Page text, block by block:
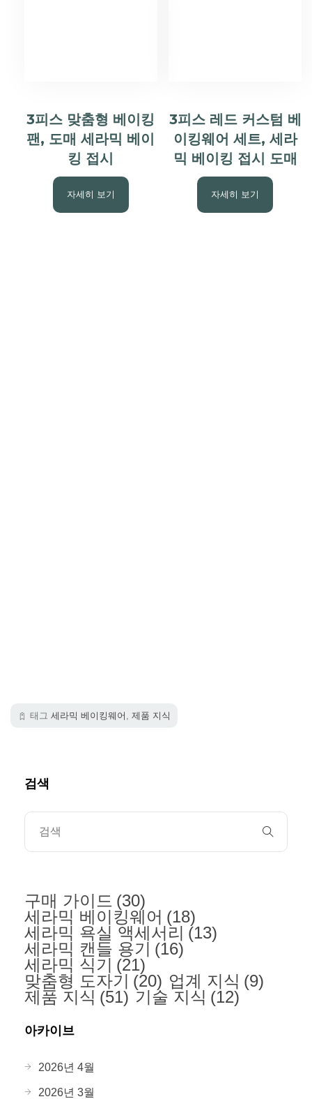
3피스 맞춤형 베이킹
팬, 도매 세라믹 베이
킹 접시
자세히 보기
3피스 레드 커스텀 베
이킹웨어 세트, 세라
믹 베이킹 접시 도매
자세히 보기
태그 세라믹 베이킹웨어 제품 지식
검색
구매 가이드 (30)
세라믹 베이킹웨어 (18)
세라믹 욕실 액세서리 (13)
세라믹 캔들 용기 (16)
세라믹 식기 (21)
맞춤형 도자기 (20) 업계 지식 (9)
제품 지식 (51) 기술 지식 (12)
아카이브
2026년 4월
2026년 3월